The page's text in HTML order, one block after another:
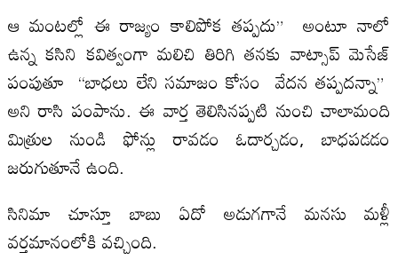
ఆ మంటల్లో ఈ రాజ్యం కాలిపోక తప్పదు” అంటూ నాలో
ఉన్న కసిని కవిత్వంగా మలిచి తిరిగి తనకు వాట్సాప్ మెసేజ్
పంపుతూ “బాధలు లేని సమాజం కోసం వేదన తప్పదన్నా”
అని రాసి పంపాను. ఈ వార్త తెలిసినప్పటి నుంచి చాలామంది
మిత్రుల నుండి ఫోన్లు రావడం ఓదార్చడం, బాధపడడం
జరుగుతూనే ఉంది.
సినిమా చూస్తూ బాబు ఏదో అడుగగానే మనసు మళ్లీ
వర్తమానంలోకి వచ్చింది.